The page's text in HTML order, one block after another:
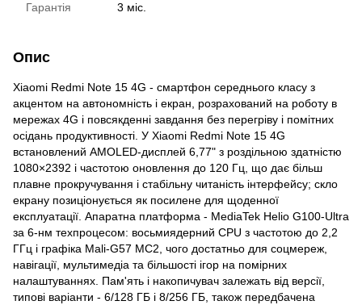
Гарантія 3 міс.
Опис
Xiaomi Redmi Note 15 4G - смартфон середнього класу з
акцентом на автономність і екран, розрахований на роботу в
мережах 4G і повсякденні завдання без перегріву і помітних
осідань продуктивності. У Xiaomi Redmi Note 15 4G
встановлений AMOLED-дисплей 6,77" з роздільною здатністю
1080×2392 і частотою оновлення до 120 Гц, що дає більш
плавне прокручування і стабільну читаність інтерфейсу; скло
екрану позиціонується як посилене для щоденної
експлуатації. Апаратна платформа - MediaTek Helio G100-Ultra
за 6-нм техпроцесом: восьмиядерний CPU з частотою до 2,2
ГГц і графіка Mali-G57 MC2, чого достатньо для соцмереж,
навігації, мультимедіа та більшості ігор на помірних
налаштуваннях. Пам'ять і накопичувач залежать від версії,
типові варіанти - 6/128 ГБ і 8/256 ГБ, також передбачена